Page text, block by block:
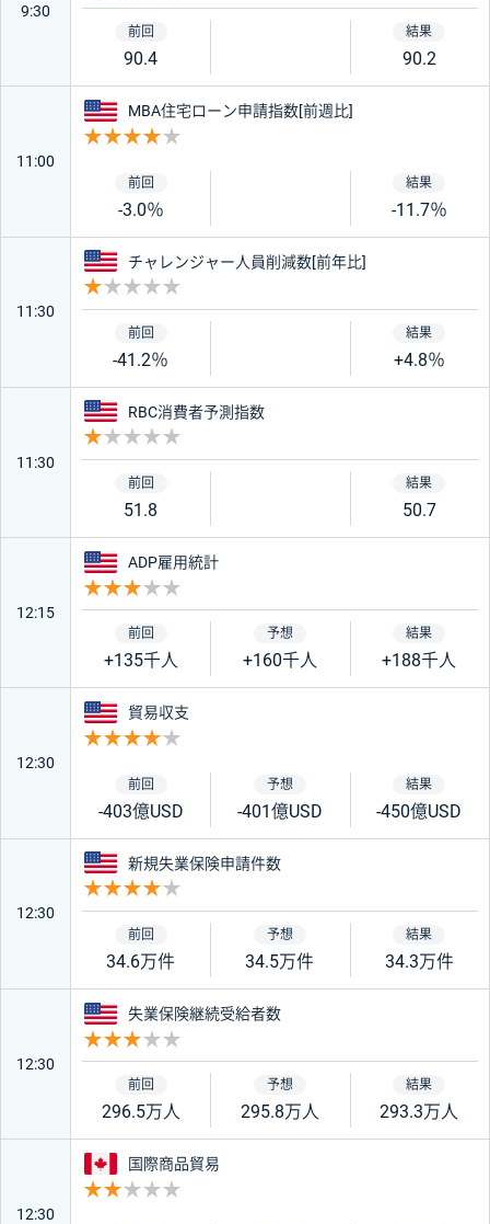
9:30
90.4 90.2
11:00
アメリカ
MBA住宅ローン申請指数[前週比]
-3.0％ -11.7％
11:30
アメリカ
チャレンジャー人員削減数[前年比]
-41.2％ +4.8％
11:30
アメリカ
RBC消費者予測指数
51.8 50.7
12:15
アメリカ
ADP雇用統計
+135千人 +160千人 +188千人
12:30
アメリカ
貿易収支
-403億USD -401億USD -450億USD
12:30
アメリカ
新規失業保険申請件数
34.6万件 34.5万件 34.3万件
12:30
アメリカ
失業保険継続受給者数
296.5万人 295.8万人 293.3万人
12:30
カナダ
国際商品貿易